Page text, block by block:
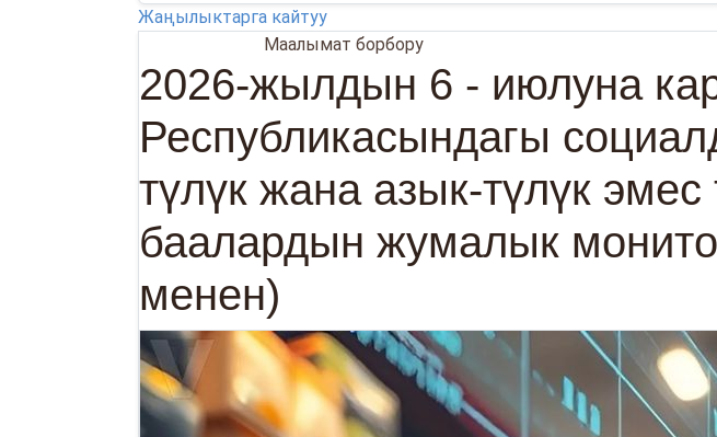
Жаңылыктарга кайтуу
Маалымат борбору
2026-жылдын 6 - июлуна
Республикасындагы
түлүк жана азык-түлүк
баалардын жумалык
менен)